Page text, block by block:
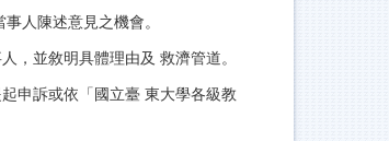
人陳述意見之機會。
，並敘明具體理由及 救濟管道。
申訴或依「國立臺 東大學各級教